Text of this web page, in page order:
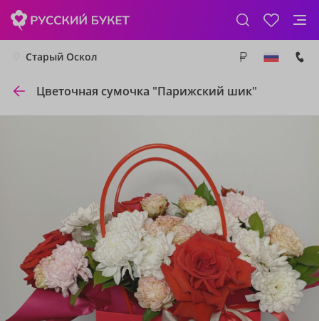
Старый Оскол
Цветочная сумочка "Парижский шик"